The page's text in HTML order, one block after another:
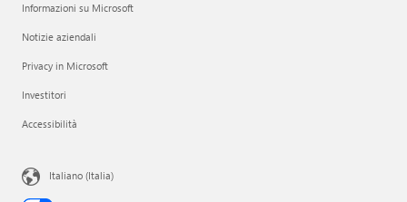
Informazioni su Microsoft
Notizie aziendali
Privacy in Microsoft
Investitori
Accessibilità
Italiano (Italia)